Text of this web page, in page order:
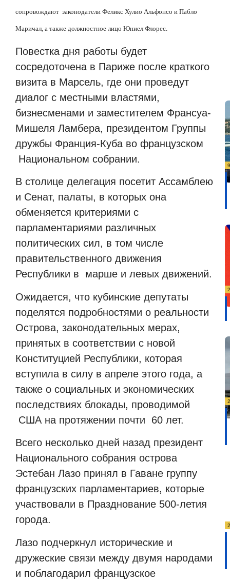
сопровождают законодатели Феликс Хулио Альфонсо и Пабло
Маричал, а также должностное лицо Юниел Флорес.
Повестка дня работы будет
сосредоточена в Париже после краткого
визита в Марсель, где они проведут
диалог с местными властями,
бизнесменами и заместителем Франсуа-
Мишеля Ламбера, президентом Группы
дружбы Франция-Куба во французском
Национальном собрании.
В столице делегация посетит Ассамблею
и Сенат, палаты, в которых она
обменяется критериями с
парламентариями различных
политических сил, в том числе
правительственного движения
Республики в
марше и левых движений.
Ожидается, что кубинские депутаты
поделятся подробностями о реальности
Острова, законодательных мерах,
принятых в соответствии с новой
Конституцией Республики, которая
вступила в силу в апреле этого года, а
также о социальных и экономических
последствиях блокады, проводимой
США на протяжении почти
60 лет.
Всего несколько дней назад президент
Национального собрания острова
Эстебан Лазо принял в Гаване группу
французских парламентариев, которые
участвовали в Празднование 500-летия
города.
Лазо подчеркнул исторические и
дружеские связи между двумя народами
и поблагодарил французское